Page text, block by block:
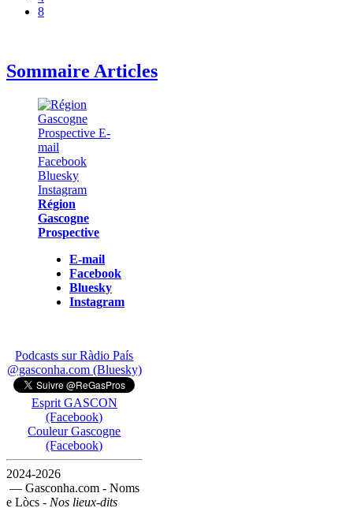
8
Sommaire Articles
Région
Gascogne
Prospective
E-mail
Facebook
Bluesky
Instagram
Podcasts sur Ràdio País
@gasconha.com (Bluesky)
Esprit GASCON
(Facebook)
Couleur Gascogne
(Facebook)
2024-2026
— Gasconha.com - Noms
e Lòcs - Nos lieux-dits